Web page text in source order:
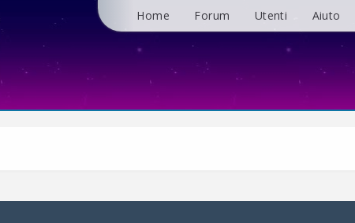
Home Forum Utenti Aiuto